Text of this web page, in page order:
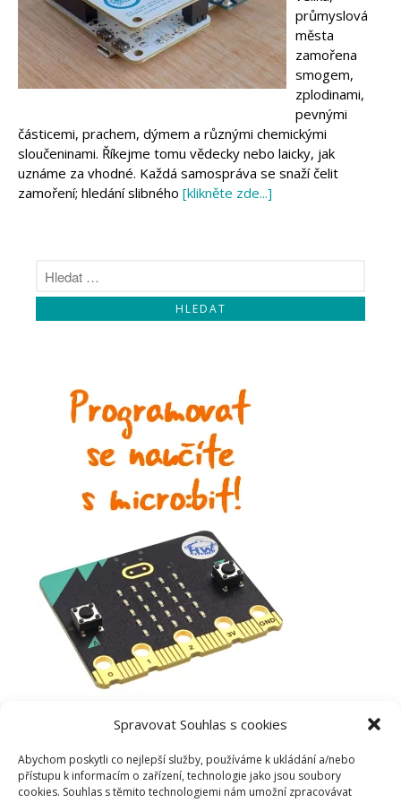
Spravovat Souhlas s cookies
Abychom poskytli co nejlepší služby, používáme k ukládání a/nebo
přístupu k informacím o zařízení, technologie jako jsou soubory
cookies. Souhlas s těmito technologiemi nám umožní zpracovávat
Makeblock
Micro:bit
Videa
Koupit
průmyslová
města
zamořena
smogem,
zplodinami,
pevnými
částicemi, prachem, dýmem a různými chemickými
sloučeninami. Říkejme tomu vědecky nebo laicky, jak
uznáme za vhodné. Každá samospráva se snaží čelit
zamoření; hledání slibného [klikněte zde...]